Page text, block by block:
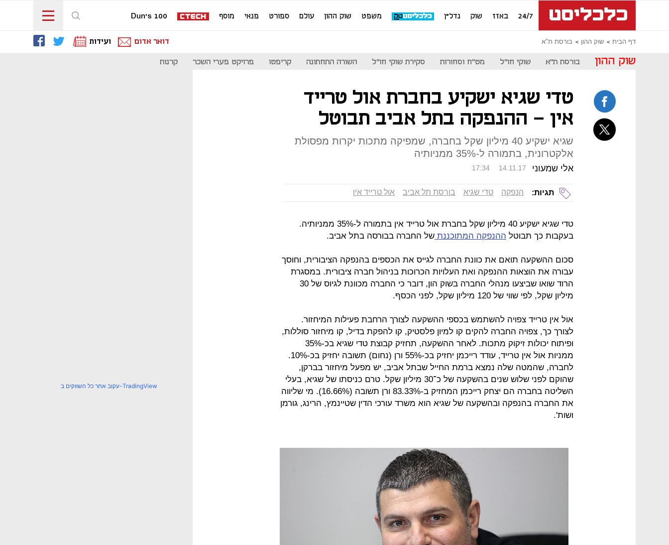
24/7 באזז שוק נדל"ן משפט שוק ההון עולם ספורט פנאי מוסף Dun's 100
דף הבית שוק ההון בורסת ת"א דואר אדום ועידות
שוק ההון בורסת ת"א שוקי חו"ל מט"ח וסחורות סקירת שוקי חו"ל השורה התחתונה קריפטו פרויקט פערי השכר קרנות
טדי שגיא ישקיע בחברת אול טרייד
אין - ההנפקה בתל אביב תבוטל
שגיא ישקיע 40 מיליון שקל בחברה, שמפיקה מתכות יקרות מפסולת
אלקטרונית, בתמורה ל-35% ממניותיה
אלי שמעוני 17:34 14.11.17
תגיות: הנפקה טדי שגיא בורסת תל אביב אול טרייד אין
טדי שגיא ישקיע 40 מיליון שקל בחברת אול טרייד אין בתמורה ל-35% ממניותיה.
בעקבות כך תבוטל ההנפקה המתוכננת של החברה בבורסה בתל אביב.
סכום ההשקעה תואם את כוונת החברה לגייס את הכספים בהנפקה הציבורית, וחוסך
עבורה את הוצאות ההנפקה ואת העלויות הכרוכות בניהול חברה ציבורית. במסגרת
הרוד שואו שביצעו מנהלי החברה בשוק הון, דובר כי החברה מכוונת לגיוס של 30
מיליון שקל, לפי שווי של 120 מיליון שקל, לפני הכסף.
אול אין טרייד צפויה להשתמש בכספי ההשקעה לצורך הרחבת פעילות המיחזור.
לצורך כך, צפויה החברה להקים קו למיון פלסטיק, קו להפקת בדיל, קו מיחזור סוללות,
ופיתוח יכולות זיקוק מתכות. לאחר ההשקעה, תחזיק קבוצת טדי שגיא בכ-35%
ממניות אול אין טרייד, עודד רייכמן יחזיק בכ-55% ורן (נחום) תשובה יחזיק בכ-10%.
לחברה, שהמטה שלה נמצא ברמת החייל שבתל אביב, יש מפעל מיחזור בברקן,
שהוקם לפני שלוש שנים בהשקעה של כ־30 מיליון שקל. טרם כניסתו של שגיא, בעלי
השליטה בחברה הם יצחק רייכמן המחזיק ב-83.33% ורן תשובה (16.66%). מי שליווה
את החברה בהנפקה ובהשקעה של שגיא הוא משרד עורכי הדין שטיינמץ, הרינג, גורמן
ושות'.
עקוב אחר כל השווקים ב-TradingView